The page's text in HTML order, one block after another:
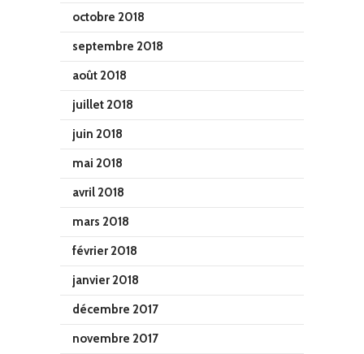
octobre 2018
septembre 2018
août 2018
juillet 2018
juin 2018
mai 2018
avril 2018
mars 2018
février 2018
janvier 2018
décembre 2017
novembre 2017